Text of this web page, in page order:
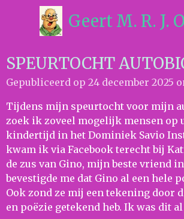
de
hoofdinhoud
Geert M. R. J.
SPEURTOCHT
Gepubliceerd op 24 december 2025
Tijdens mijn speurtocht voor mijn
zoek ik zoveel mogelijk mensen op
kindertijd in het Dominiek Savio
kwam ik via Facebook terecht bij
de zus van Gino, mijn beste vriend
bevestigde me dat Gino al een hele
Ook zond ze mij een tekening door
en poëzie getekend heb. Ik was dit